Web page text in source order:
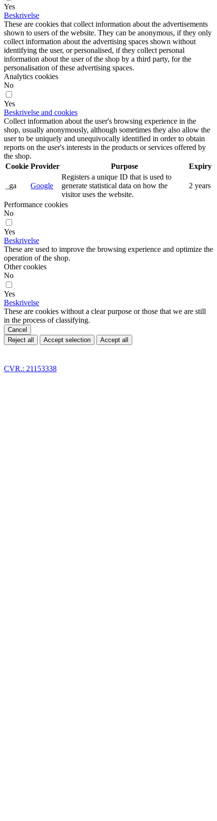
Yes
Beskrivelse
These are cookies that collect information about the advertisements
shown to users of the website. They can be anonymous, if they only
collect information about the advertising spaces shown without
identifying the user, or personalised, if they collect personal
information about the user of the shop by a third party, for the
personalisation of these advertising spaces.
Analytics cookies
No
Yes
Beskrivelse and cookies
Collect information about the user's browsing experience in the
shop, usually anonymously, although sometimes they also allow the
user to be uniquely and unequivocally identified in order to obtain
reports on the user's interests in the products or services offered by
the shop.
Cookie Provider Purpose Expiry
_ga Google
Registers a unique ID that is used to
generate statistical data on how the
visitor uses the website.
2 years
Performance cookies
No
Yes
Beskrivelse
These are used to improve the browsing experience and optimize the
operation of the shop.
Other cookies
No
Yes
Beskrivelse
These are cookies without a clear purpose or those that we are still
in the process of classifying.
Cancel
Reject all
Accept selection Accept all
CVR.: 21153338